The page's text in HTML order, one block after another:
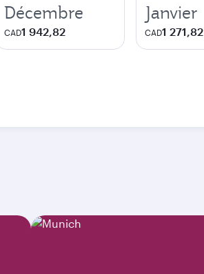
Décembre
CAD1 942,82
Janvier
CAD1 271,82